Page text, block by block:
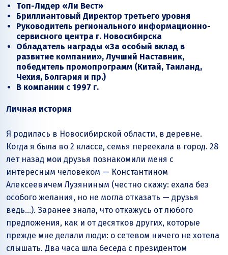
Топ-Лидер «Ли Вест»
Бриллиантовый Директор третьего уровня
Руководитель регионального информационно-
сервисного центра г. Новосибирска
Обладатель награды «За особый вклад в
развитие компании», Лучший Наставник,
победитель промопрограмм (Китай, Таиланд,
Чехия, Болгария и пр.)
В компании с 1997 г.
Личная история
Я родилась в Новосибирской области, в деревне.
Когда я была во 2 классе, семья переехала в город. 28
лет назад мои друзья познакомили меня с
интересным человеком — Константином
Алексеевичем Лузяниным (честно скажу: ехала без
особого желания, но не могла отказать — друзья
ведь…). Заранее знала, что откажусь от любого
предложения, как и от десятков других, которые
прежде мне делали люди: о сетевом ничего не хотела
слышать. Два часа шла беседа с президентом